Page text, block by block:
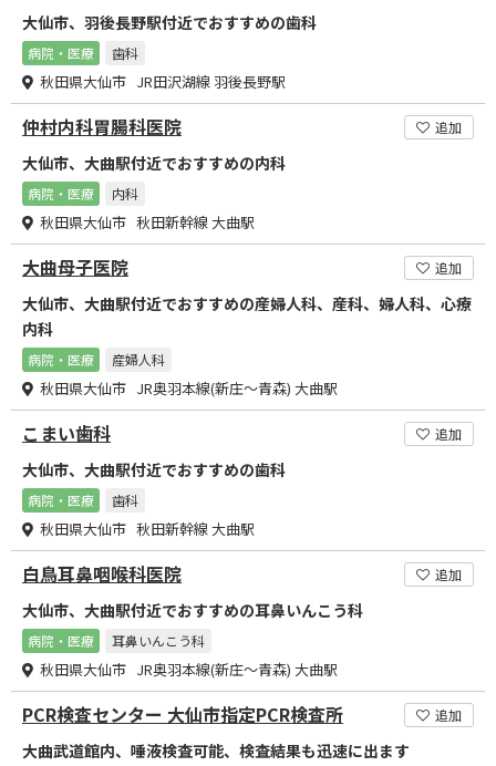
大仙市、羽後長野駅付近でおすすめの歯科
病院・医療 歯科
秋田県大仙市 JR田沢湖線 羽後長野駅
仲村内科胃腸科医院 追加
大仙市、大曲駅付近でおすすめの内科
病院・医療 内科
秋田県大仙市 秋田新幹線 大曲駅
大曲母子医院 追加
大仙市、大曲駅付近でおすすめの産婦人科、産科、婦人科、心療
内科
病院・医療 産婦人科
秋田県大仙市 JR奥羽本線(新庄～青森) 大曲駅
こまい歯科 追加
大仙市、大曲駅付近でおすすめの歯科
病院・医療 歯科
秋田県大仙市 秋田新幹線 大曲駅
白鳥耳鼻咽喉科医院 追加
大仙市、大曲駅付近でおすすめの耳鼻いんこう科
病院・医療 耳鼻いんこう科
秋田県大仙市 JR奥羽本線(新庄～青森) 大曲駅
PCR検査センター 大仙市指定PCR検査所 追加
大曲武道館内、唾液検査可能、検査結果も迅速に出ます